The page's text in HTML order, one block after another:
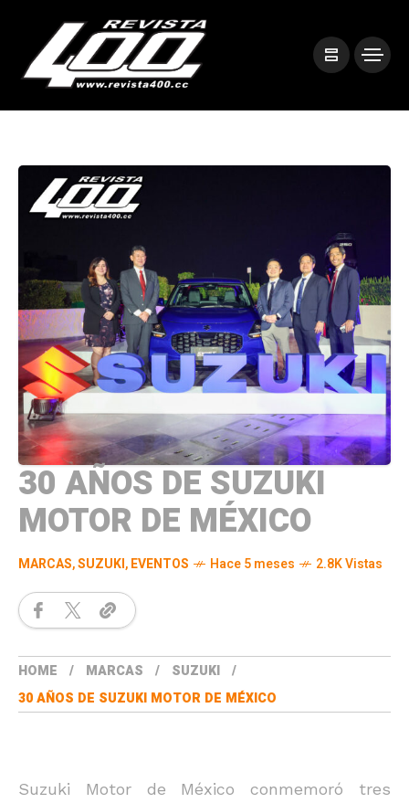
30 AÑOS DE SUZUKI
MOTOR DE MÉXICO
MARCAS,SUZUKI,EVENTOS Hace 5 meses 2.8K Vistas
HOME MARCAS
SUZUKI
30 AÑOS DE SUZUKI MOTOR DE MÉXICO
Suzuki Motor de México conmemoró tres